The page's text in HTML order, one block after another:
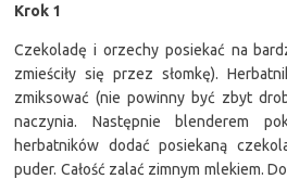
Krok 1
Czekoladę i orzechy posiekać na
zmieściły się przez słomkę).
zmiksować (nie powinny być zbyt
naczynia. Następnie blenderem
herbatników dodać posiekaną
puder. Całość zalać zimnym mlekiem.